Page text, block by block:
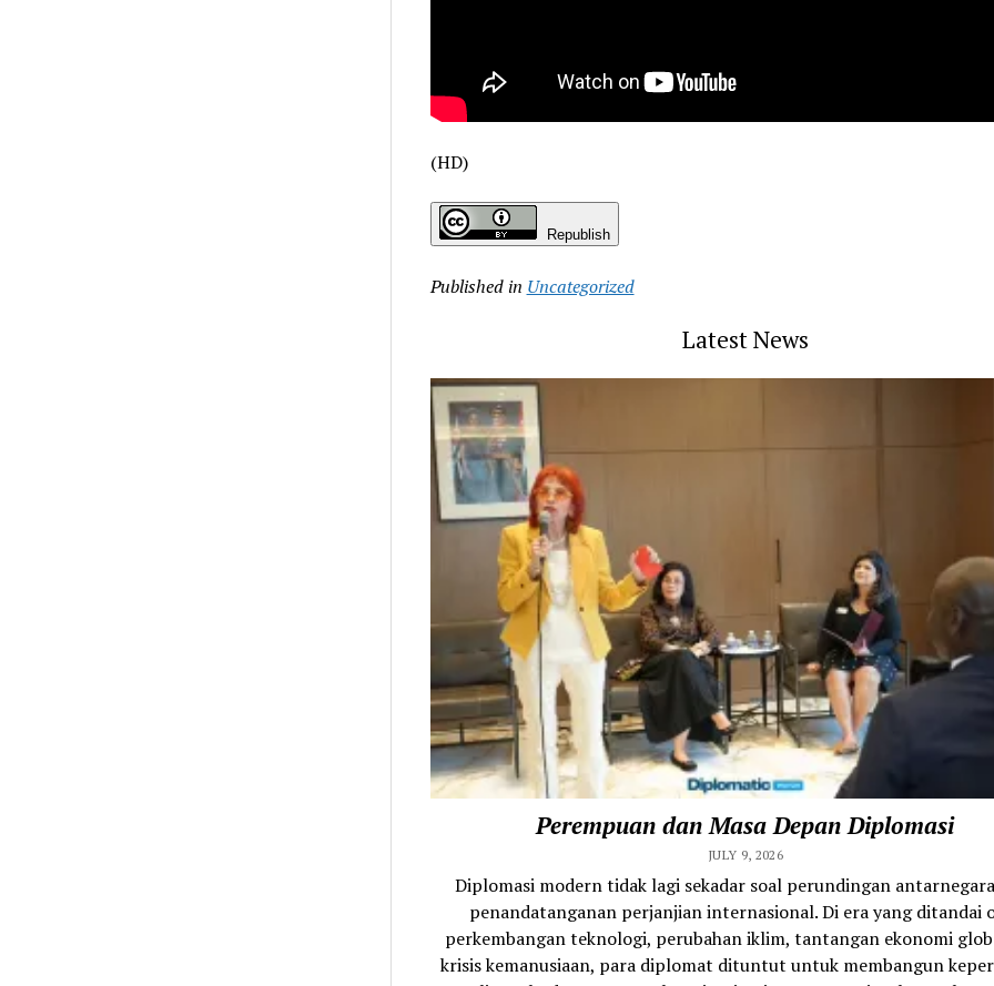
(HD)
Republish
Published in Uncategorized
Latest News
Perempuan dan Masa Depan Diplomasi
JULY 9, 2026
Diplomasi modern tidak lagi sekadar soal perundingan
penandatanganan perjanjian internasional. Di era yang ditandai
perkembangan teknologi, perubahan iklim, tantangan ekonomi
krisis kemanusiaan, para diplomat dituntut untuk membangun